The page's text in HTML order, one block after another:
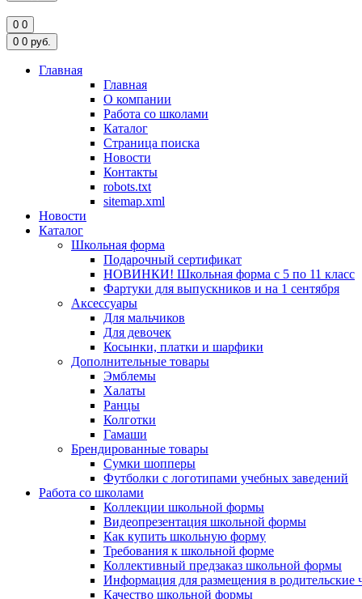
0 0
0 0 руб.
Главная
Главная
О компании
Работа со школами
Каталог
Страница поиска
Новости
Контакты
robots.txt
sitemap.xml
Новости
Каталог
Школьная форма
Подарочный сертификат
НОВИНКИ! Школьная форма с 5 по 11 класс
Фартуки для выпускников и на 1 сентября
Аксессуары
Для мальчиков
Для девочек
Косынки, платки и шарфики
Дополнительные товары
Эмблемы
Халаты
Ранцы
Колготки
Гамаши
Брендированные товары
Сумки шопперы
Футболки с логотипами учебных заведений
Работа со школами
Коллекции школьной формы
Видеопрезентация школьной формы
Как купить школьную форму
Требования к школьной форме
Коллективный предзаказ школьной формы
Информация для размещения в родительские
Качество школьной формы